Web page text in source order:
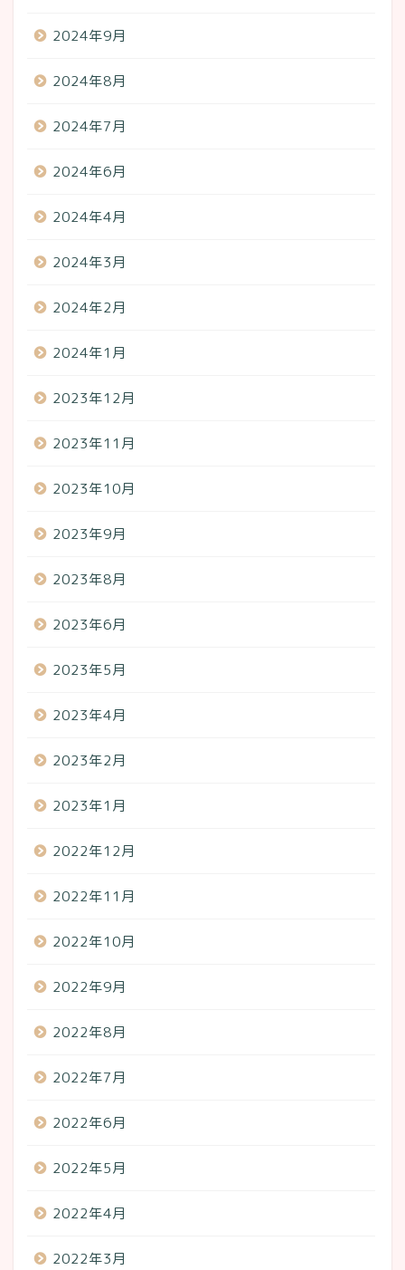
2024年9月
2024年8月
2024年7月
2024年6月
2024年4月
2024年3月
2024年2月
2024年1月
2023年12月
2023年11月
2023年10月
2023年9月
2023年8月
2023年6月
2023年5月
2023年4月
2023年2月
2023年1月
2022年12月
2022年11月
2022年10月
2022年9月
2022年8月
2022年7月
2022年6月
2022年5月
2022年4月
2022年3月